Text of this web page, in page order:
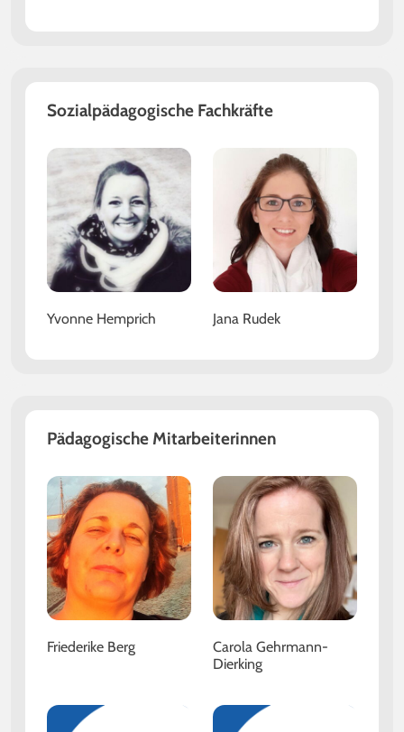
Sozialpädagogische Fachkräfte
Yvonne Hemprich Jana Rudek
Pädagogische Mitarbeiterinnen
Friederike Berg
Carola Gehrmann-
Dierking